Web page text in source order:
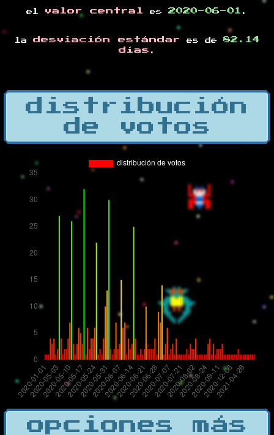
el valor central es 2020-06-01 .
la desviación estándar es de 82.14
días .
distribución
de votos
opciones más